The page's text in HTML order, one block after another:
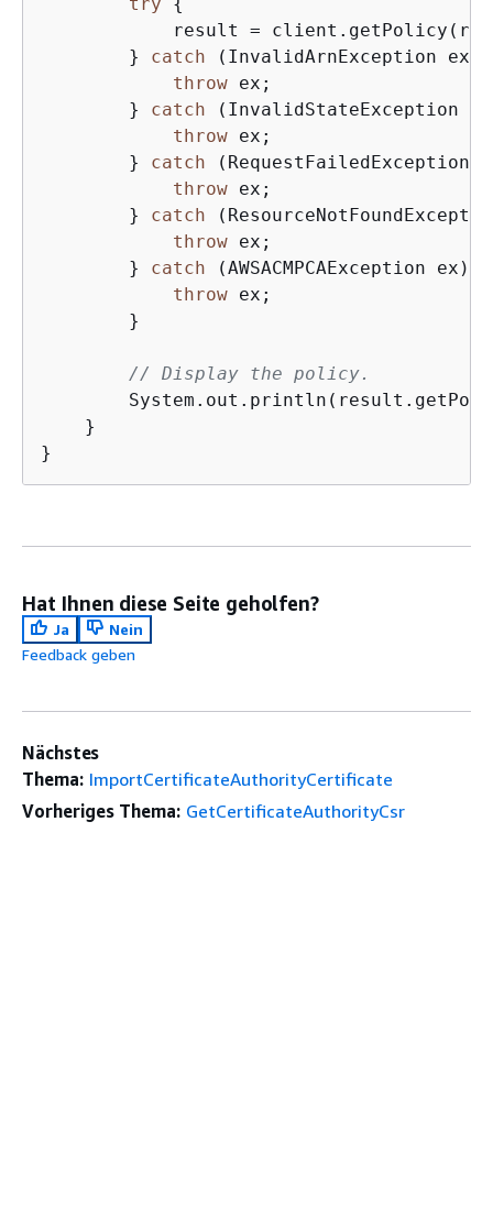
result =
        }
catch (InvalidArnException ex)
throw ex;
        }
catch (InvalidStateException
throw ex;
        }
catch (RequestFailedException
throw ex;
        }
catch
throw ex;
        }
catch (AWSACMPCAException ex)
throw ex;
        }
// Display the policy.
    }
}
Hat Ihnen diese Seite geholfen?
Ja
Nein
Feedback geben
Nächstes
Thema: ImportCertificateAuthorityCertificate
Vorheriges Thema: GetCertificateAuthorityCsr